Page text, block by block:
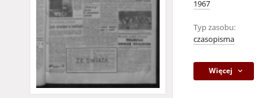
1967
Typ zasobu:
czasopisma
Więcej